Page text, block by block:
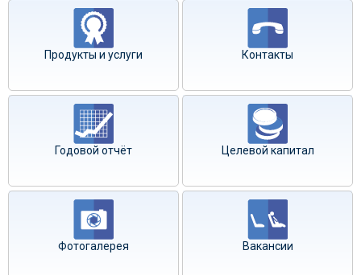
Продукты и услуги Контакты
Годовой отчёт Целевой капитал
Фотогалерея Вакансии